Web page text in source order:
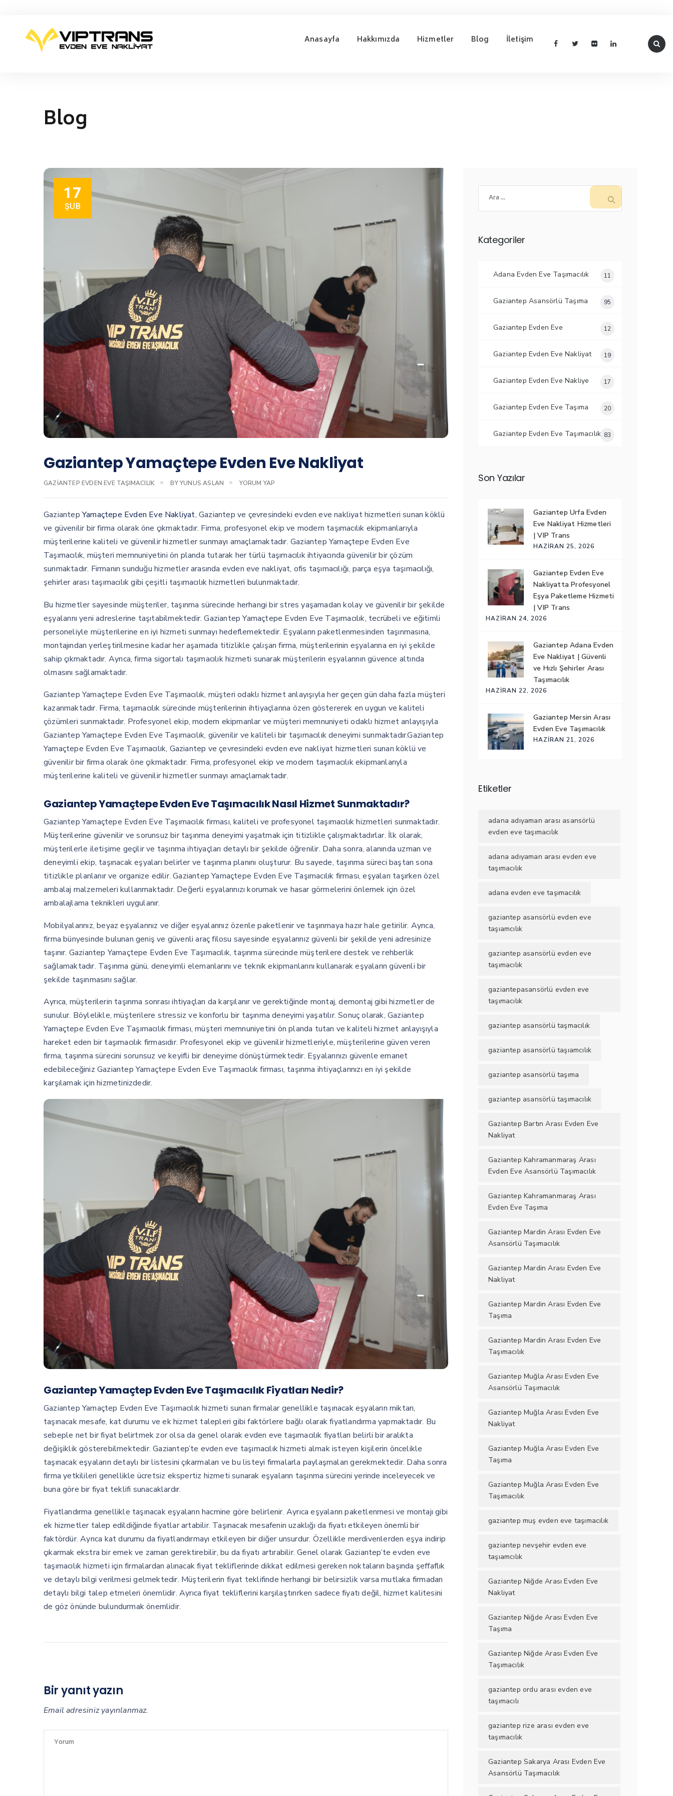
Anasayfa Hakkımızda Hizmetler Blog İletişim
Blog
17
ŞUB
Gaziantep Yamaçtepe Evden Eve Nakliyat
GAZIANTEP EVDEN EVE TAŞIMACILIK BYYUNUS ASLAN YORUM YAP
GaziantepYamaçtepe Evden Eve Nakliyat, Gaziantep ve çevresindeki evden eve nakliyat hizmetleri sunan köklü
ve güvenilir bir firma olarak öne çıkmaktadır. Firma, profesyonel ekip ve modern taşımacılık ekipmanlarıyla
müşterilerine kaliteli ve güvenilir hizmetler sunmayı amaçlamaktadır. Gaziantep Yamaçtepe Evden Eve
Taşımacılık, müşteri memnuniyetini ön planda tutarak her türlü taşımacılık ihtiyacında güvenilir bir çözüm
sunmaktadır. Firmanın sunduğu hizmetler arasında evden eve nakliyat, ofis taşımacılığı, parça eşya taşımacılığı,
şehirler arası taşımacılık gibi çeşitli taşımacılık hizmetleri bulunmaktadır.
Bu hizmetler sayesinde müşteriler, taşınma sürecinde herhangi bir stres yaşamadan kolay ve güvenilir bir şekilde
eşyalarını yeni adreslerine taşıtabilmektedir. Gaziantep Yamaçtepe Evden Eve Taşımacılık, tecrübeli ve eğitimli
personeliyle müşterilerine en iyi hizmeti sunmayı hedeflemektedir. Eşyaların paketlenmesinden taşınmasına,
montajından yerleştirilmesine kadar her aşamada titizlikle çalışan firma, müşterilerinin eşyalarına en iyi şekilde
sahip çıkmaktadır. Ayrıca, firma sigortalı taşımacılık hizmeti sunarak müşterilerin eşyalarının güvence altında
olmasını sağlamaktadır.
Gaziantep Yamaçtepe Evden Eve Taşımacılık, müşteri odaklı hizmet anlayışıyla her geçen gün daha fazla müşteri
kazanmaktadır. Firma, taşımacılık sürecinde müşterilerinin ihtiyaçlarına özen göstererek en uygun ve kaliteli
çözümleri sunmaktadır. Profesyonel ekip, modern ekipmanlar ve müşteri memnuniyeti odaklı hizmet anlayışıyla
Gaziantep Yamaçtepe Evden Eve Taşımacılık, güvenilir ve kaliteli bir taşımacılık deneyimi sunmaktadır.Gaziantep
Yamaçtepe Evden Eve Taşımacılık, Gaziantep ve çevresindeki evden eve nakliyat hizmetleri sunan köklü ve
güvenilir bir firma olarak öne çıkmaktadır. Firma, profesyonel ekip ve modern taşımacılık ekipmanlarıyla
müşterilerine kaliteli ve güvenilir hizmetler sunmayı amaçlamaktadır.
Gaziantep Yamaçtepe Evden Eve Taşımacılık Nasıl Hizmet Sunmaktadır?
Gaziantep Yamaçtepe Evden Eve Taşımacılık firması, kaliteli ve profesyonel taşımacılık hizmetleri sunmaktadır.
Müşterilerine güvenilir ve sorunsuz bir taşınma deneyimi yaşatmak için titizlikle çalışmaktadırlar. İlk olarak,
müşterilerle iletişime geçilir ve taşınma ihtiyaçları detaylı bir şekilde öğrenilir. Daha sonra, alanında uzman ve
deneyimli ekip, taşınacak eşyaları belirler ve taşınma planını oluşturur. Bu sayede, taşınma süreci baştan sona
titizlikle planlanır ve organize edilir. Gaziantep Yamaçtepe Evden Eve Taşımacılık firması, eşyaları taşırken özel
ambalaj malzemeleri kullanmaktadır. Değerli eşyalarınızı korumak ve hasar görmelerini önlemek için özel
ambalajlama teknikleri uygulanır.
Mobilyalarınız, beyaz eşyalarınız ve diğer eşyalarınız özenle paketlenir ve taşınmaya hazır hale getirilir. Ayrıca,
firma bünyesinde bulunan geniş ve güvenli araç filosu sayesinde eşyalarınız güvenli bir şekilde yeni adresinize
taşınır. Gaziantep Yamaçtepe Evden Eve Taşımacılık, taşınma sürecinde müşterilere destek ve rehberlik
sağlamaktadır. Taşınma günü, deneyimli elemanlarını ve teknik ekipmanlarını kullanarak eşyaların güvenli bir
şekilde taşınmasını sağlar.
Ayrıca, müşterilerin taşınma sonrası ihtiyaçları da karşılanır ve gerektiğinde montaj, demontaj gibi hizmetler de
sunulur. Böylelikle, müşterilere stressiz ve konforlu bir taşınma deneyimi yaşatılır. Sonuç olarak, Gaziantep
Yamaçtepe Evden Eve Taşımacılık firması, müşteri memnuniyetini ön planda tutan ve kaliteli hizmet anlayışıyla
hareket eden bir taşımacılık firmasıdır. Profesyonel ekip ve güvenilir hizmetleriyle, müşterilerine güven veren
firma, taşınma sürecini sorunsuz ve keyifli bir deneyime dönüştürmektedir. Eşyalarınızı güvenle emanet
edebileceğiniz Gaziantep Yamaçtepe Evden Eve Taşımacılık firması, taşınma ihtiyaçlarınızı en iyi şekilde
karşılamak için hizmetinizdedir.
Gaziantep Yamaçtep Evden Eve Taşımacılık Fiyatları Nedir?
Gaziantep Yamaçtep Evden Eve Taşımacılık hizmeti sunan firmalar genellikle taşınacak eşyaların miktarı,
taşınacak mesafe, kat durumu ve ek hizmet talepleri gibi faktörlere bağlı olarak fiyatlandırma yapmaktadır. Bu
sebeple net bir fiyat belirtmek zor olsa da genel olarak evden eve taşımacılık fiyatları belirli bir aralıkta
değişiklik gösterebilmektedir. Gaziantep’te evden eve taşımacılık hizmeti almak isteyen kişilerin öncelikle
taşınacak eşyaların detaylı bir listesini çıkarmaları ve bu listeyi firmalarla paylaşmaları gerekmektedir. Daha sonra
firma yetkilileri genellikle ücretsiz ekspertiz hizmeti sunarak eşyaların taşınma sürecini yerinde inceleyecek ve
buna göre bir fiyat teklifi sunacaklardır.
Fiyatlandırma genellikle taşınacak eşyaların hacmine göre belirlenir. Ayrıca eşyaların paketlenmesi ve montajı gibi
ek hizmetler talep edildiğinde fiyatlar artabilir. Taşınacak mesafenin uzaklığı da fiyatı etkileyen önemli bir
faktördür. Ayrıca kat durumu da fiyatlandırmayı etkileyen bir diğer unsurdur. Özellikle merdivenlerden eşya indirip
çıkarmak ekstra bir emek ve zaman gerektirebilir, bu da fiyatı artırabilir. Genel olarak Gaziantep’te evden eve
taşımacılık hizmeti için firmalardan alınacak fiyat tekliflerinde dikkat edilmesi gereken noktaların başında şeffaflık
ve detaylı bilgi verilmesi gelmektedir. Müşterilerin fiyat teklifinde herhangi bir belirsizlik varsa mutlaka firmadan
detaylı bilgi talep etmeleri önemlidir. Ayrıca fiyat tekliflerini karşılaştırırken sadece fiyatı değil, hizmet kalitesini
de göz önünde bulundurmak önemlidir.
Bir yanıt yazın
Email adresiniz yayınlanmaz.
Kategoriler
Adana Evden Eve Taşımacılık 11
Gaziantep Asansörlü Taşıma 95
Gaziantep Evden Eve 12
Gaziantep Evden Eve Nakliyat 19
Gaziantep Evden Eve Nakliye 17
Gaziantep Evden Eve Taşıma 20
Gaziantep Evden Eve Taşımacılık 83
Son Yazılar
Gaziantep Urfa Evden
Eve Nakliyat Hizmetleri
| VIP Trans
HAZIRAN 25, 2026
Gaziantep Evden Eve
Nakliyatta Profesyonel
Eşya Paketleme Hizmeti
| VIP Trans
HAZIRAN 24, 2026
Gaziantep Adana Evden
Eve Nakliyat | Güvenli
ve Hızlı Şehirler Arası
Taşımacılık
HAZIRAN 22, 2026
Gaziantep Mersin Arası
Evden Eve Taşımacılık
HAZIRAN 21, 2026
Etiketler
adana adıyaman arası asansörlü
evden eve taşımacılık
adana adıyaman arası evden eve
taşımacılık
adana evden eve taşımacılık
gaziantep asansörlü evden eve
taşıamcılık
gaziantep asansörlü evden eve
taşımacılık
gaziantepasansörlü evden eve
taşımacılık
gaziantep asansörlü taşmacılık
gaziantep asansörlü taşıamcılık
gaziantep asansörlü taşıma
gaziantep asansörlü taşımacılık
Gaziantep Bartın Arası Evden Eve
Nakliyat
Gaziantep Kahramanmaraş Arası
Evden Eve Asansörlü Taşımacılık
Gaziantep Kahramanmaraş Arası
Evden Eve Taşıma
Gaziantep Mardin Arası Evden Eve
Asansörlü Taşımacılık
Gaziantep Mardin Arası Evden Eve
Nakliyat
Gaziantep Mardin Arası Evden Eve
Taşıma
Gaziantep Mardin Arası Evden Eve
Taşımacılık
Gaziantep Muğla Arası Evden Eve
Asansörlü Taşımacılık
Gaziantep Muğla Arası Evden Eve
Nakliyat
Gaziantep Muğla Arası Evden Eve
Taşıma
Gaziantep Muğla Arası Evden Eve
Taşımacılık
gaziantep muş evden eve taşımacılık
gaziantep nevşehir evden eve
taşıamcılık
Gaziantep Niğde Arası Evden Eve
Nakliyat
Gaziantep Niğde Arası Evden Eve
Taşıma
Gaziantep Niğde Arası Evden Eve
Taşımacılık
gaziantep ordu arası evden eve
taşımacılı
gaziantep rize arası evden eve
taşımacılık
Gaziantep Sakarya Arası Evden Eve
Asansörlü Taşımacılık